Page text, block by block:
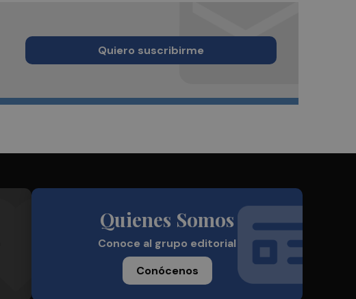
Quiero suscribirme
Quienes Somos
Conoce al grupo editorial
Conócenos